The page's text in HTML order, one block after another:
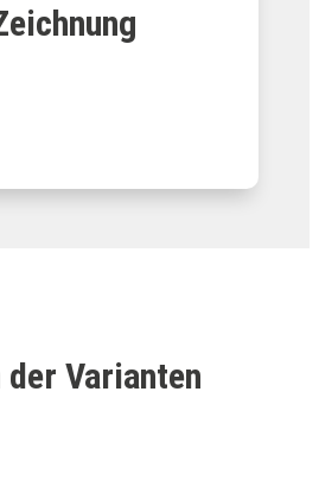
Varianten